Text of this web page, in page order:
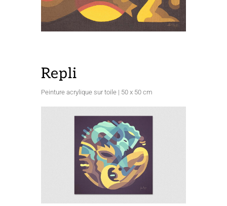
Repli
Peinture acrylique sur toile | 50 x 50 cm